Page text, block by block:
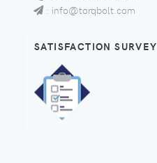
: info@torqbolt.com
SATISFACTION SURVEY